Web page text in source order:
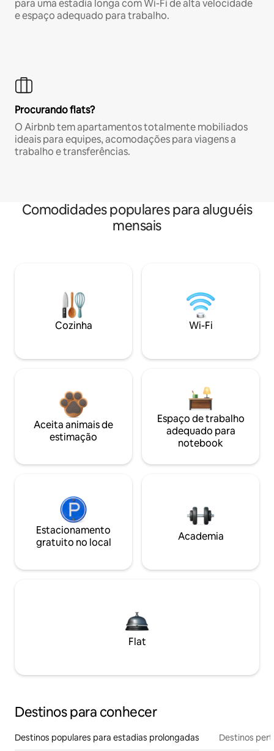
para uma estadia longa com Wi-Fi de alta velocidade
e espaço adequado para trabalho.
Procurando flats?
O Airbnb tem apartamentos totalmente mobiliados
ideais para equipes, acomodações para viagens a
trabalho e transferências.
Comodidades populares para aluguéis
mensais
Cozinha Wi-Fi
Aceita animais de
estimação
Espaço de trabalho
adequado para
notebook
Estacionamento
gratuito no local
Academia
Flat
Destinos para conhecer
Destinos populares para estadias prolongadas Destinos